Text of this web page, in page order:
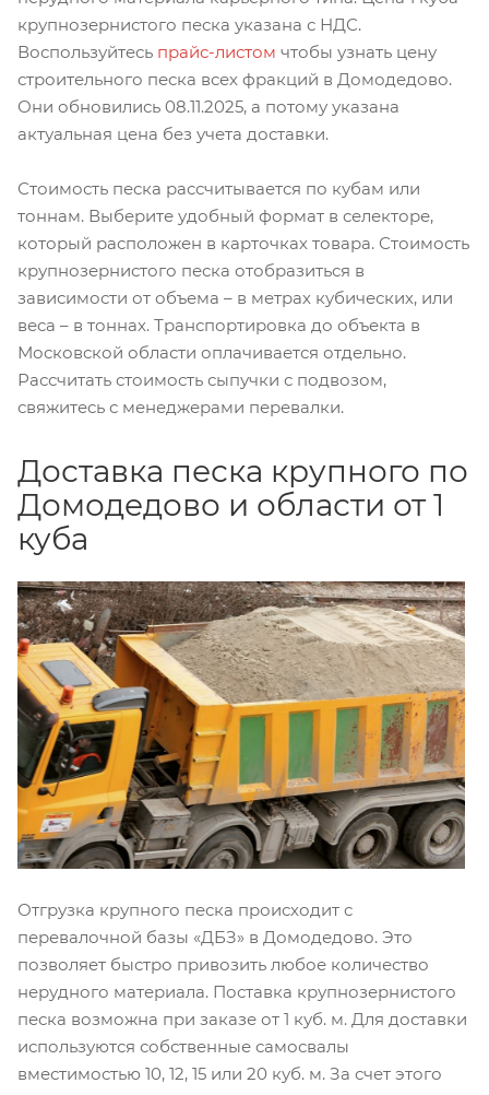
крупнозернистого песка указана с НДС.
Воспользуйтесь прайс-листом чтобы узнать цену
строительного песка всех фракций в Домодедово.
Они обновились 08.11.2025, а потому указана
актуальная цена без учета доставки.
Стоимость песка рассчитывается по кубам или
тоннам. Выберите удобный формат в селекторе,
который расположен в карточках товара. Стоимость
крупнозернистого песка отобразиться в
зависимости от объема – в метрах кубических, или
веса – в тоннах. Транспортировка до объекта в
Московской области оплачивается отдельно.
Рассчитать стоимость сыпучки с подвозом,
свяжитесь с менеджерами перевалки.
Доставка песка крупного по
Домодедово и области от 1
куба
Отгрузка крупного песка происходит с
перевалочной базы «ДБЗ» в Домодедово. Это
позволяет быстро привозить любое количество
нерудного материала. Поставка крупнозернистого
песка возможна при заказе от 1 куб. м. Для доставки
используются собственные самосвалы
вместимостью 10, 12, 15 или 20 куб. м. За счет этого